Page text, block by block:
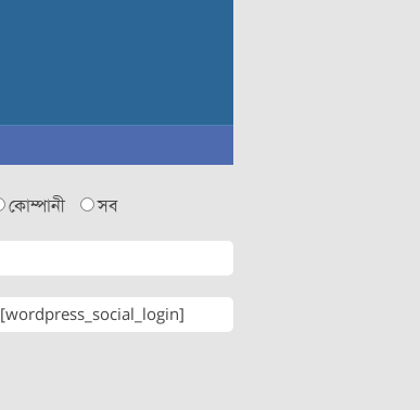
কোম্পানী সব
[wordpress_social_login]